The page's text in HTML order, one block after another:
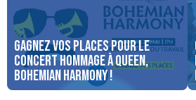
Gagnez vos places pour le
concert Hommage à Queen,
Bohemian Harmony !